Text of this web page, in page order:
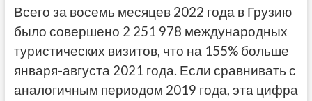
Всего за восемь месяцев 2022 года в Грузию
было совершено 2 251 978 международных
туристических визитов, что на 155% больше
января-августа 2021 года. Если сравнивать с
аналогичным периодом 2019 года, эта цифра